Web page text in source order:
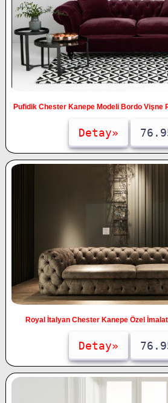
Pufidik Chester Kanepe Modeli Bordo Vişne
Detay»
Royal İtalyan Chester Kanepe Özel
Detay»